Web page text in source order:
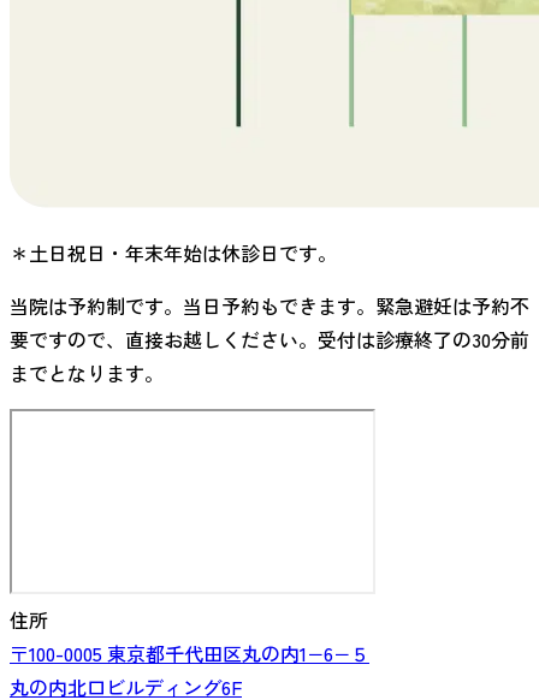
＊土日祝日・年末年始は休診日です。
当院は予約制です。当日予約もできます。緊急避妊は予約不
要ですので、直接お越しください。受付は診療終了の30分前
までとなります。
住所
〒100-0005 東京都千代田区丸の内1−6−５
丸の内北口ビルディング6F